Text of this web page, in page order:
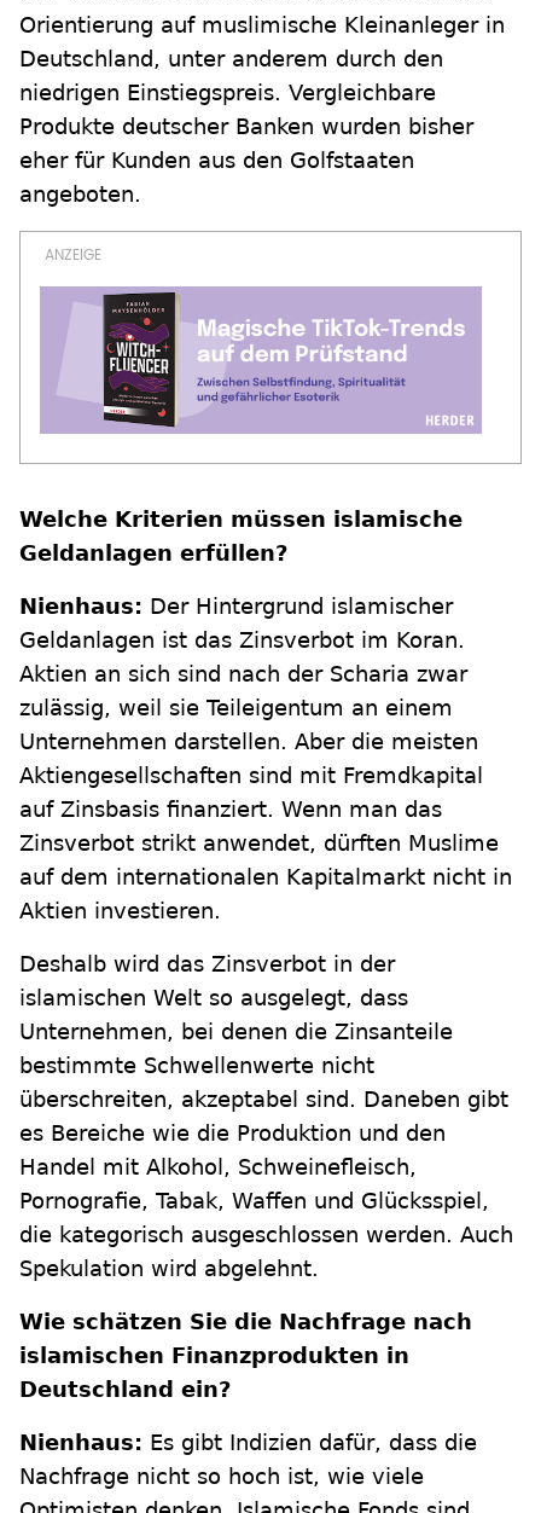
Orientierung auf muslimische Kleinanleger in
Deutschland, unter anderem durch den
niedrigen Einstiegspreis. Vergleichbare
Produkte deutscher Banken wurden bisher
eher für Kunden aus den Golfstaaten
angeboten.
Welche Kriterien müssen islamische
Geldanlagen erfüllen?
Nienhaus: Der Hintergrund islamischer
Geldanlagen ist das Zinsverbot im Koran.
Aktien an sich sind nach der Scharia zwar
zulässig, weil sie Teileigentum an einem
Unternehmen darstellen. Aber die meisten
Aktiengesellschaften sind mit Fremdkapital
auf Zinsbasis finanziert. Wenn man das
Zinsverbot strikt anwendet, dürften Muslime
auf dem internationalen Kapitalmarkt nicht in
Aktien investieren.
Deshalb wird das Zinsverbot in der
islamischen Welt so ausgelegt, dass
Unternehmen, bei denen die Zinsanteile
bestimmte Schwellenwerte nicht
überschreiten, akzeptabel sind. Daneben gibt
es Bereiche wie die Produktion und den
Handel mit Alkohol, Schweinefleisch,
Pornografie, Tabak, Waffen und Glücksspiel,
die kategorisch ausgeschlossen werden. Auch
Spekulation wird abgelehnt.
Wie schätzen Sie die Nachfrage nach
islamischen Finanzprodukten in
Deutschland ein?
Nienhaus: Es gibt Indizien dafür, dass die
Nachfrage nicht so hoch ist, wie viele